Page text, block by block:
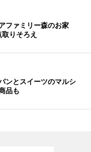
ファミリー森のお家
りそろえ
ンとスイーツのマルシ
品も